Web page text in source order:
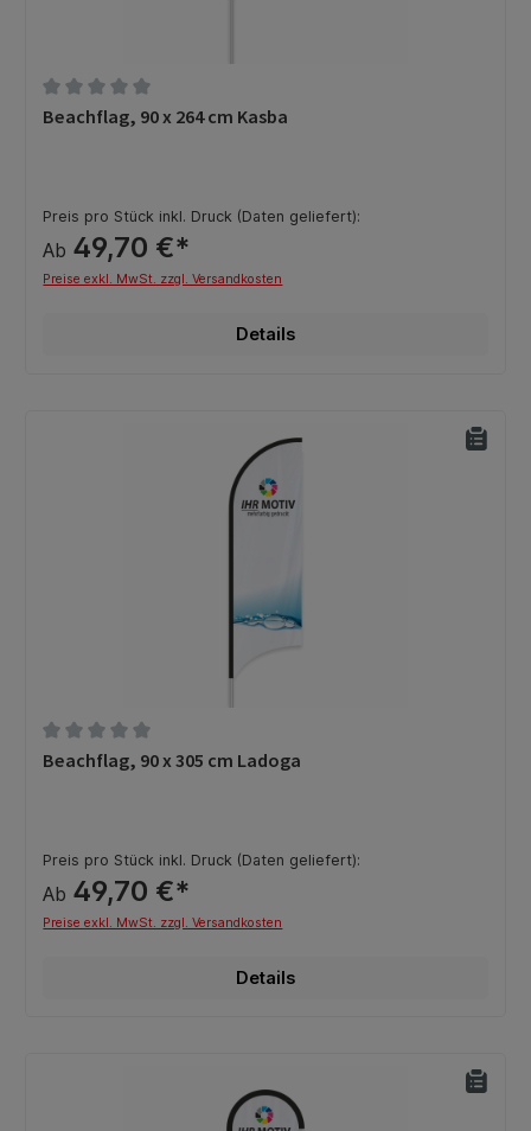
Durchschnittliche Bewertung von 0 von 5 Sternen
Beachflag, 90 x 264 cm Kasba
Preis pro Stück inkl. Druck (Daten geliefert):
Ab 49,70 €*
Preise exkl. MwSt. zzgl. Versandkosten
Details
Durchschnittliche Bewertung von 0 von 5 Sternen
Beachflag, 90 x 305 cm Ladoga
Preis pro Stück inkl. Druck (Daten geliefert):
Ab 49,70 €*
Preise exkl. MwSt. zzgl. Versandkosten
Details